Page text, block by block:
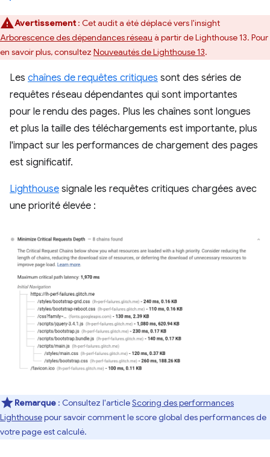
Avertissement: Cet audit a été déplacé vers l'insight
Arborescence des dépendances réseau à partir de Lighthouse 13. Pour
en savoir plus, consultez Nouveautés de Lighthouse 13.
Les chaînes de requêtes critiques sont des séries de
requêtes réseau dépendantes qui sont importantes
pour le rendu des pages. Plus les chaînes sont longues
et plus la taille des téléchargements est importante, plus
l'impact sur les performances de chargement des pages
est significatif.
Lighthouse signale les requêtes critiques chargées avec
une priorité élevée :
Remarque : Consultez l'articleScoring des performances
Lighthousepour savoir comment le score global des performances de
votre page est calculé.